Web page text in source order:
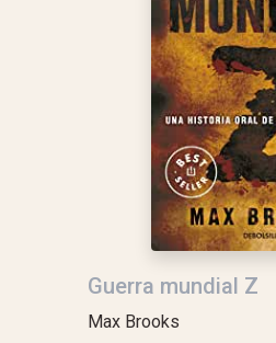
Guerra mundial Z
Max Brooks